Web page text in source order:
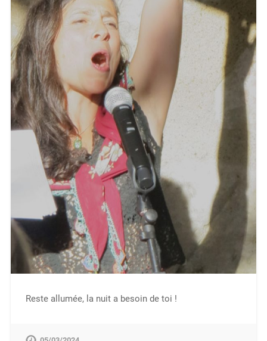
Reste allumée, la nuit a besoin de toi !